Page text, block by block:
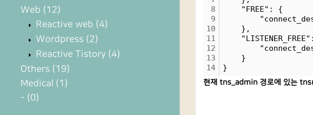
Web (12)
Reactive web (4)
Wordpress (2)
Reactive Tistory (4)
Others (19)
Medical (1)
- (0)
8
9
10
11
12
13
14
"FREE": {
},
}
}
현재 tns_admin 경로에 있는